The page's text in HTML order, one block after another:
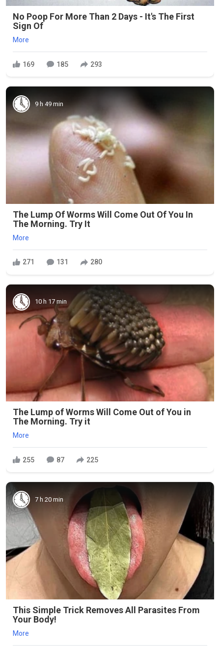
No Poop For More Than 2 Days - It's The First
Sign Of
More
169 185 293
9 h 49 min
The Lump Of Worms Will Come Out Of You In
The Morning. Try It
More
271 131 280
10 h 17 min
The Lump of Worms Will Come Out of You in
The Morning. Try it
More
255 87 225
7 h 20 min
This Simple Trick Removes All Parasites From
Your Body!
More